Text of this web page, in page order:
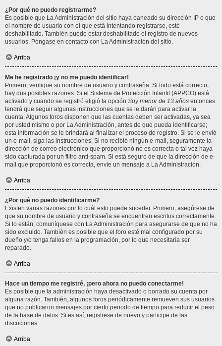
¿Por qué no puedo registrarme?
Es posible que La Administración del sitio haya baneado su dirección IP o que
el nombre de usuario con el que está intentando registrarse, esté
deshabilitado. También puede estar deshabilitado el registro de nuevos
usuarios. Póngase en contacto con La Administración del sitio.
Arriba
Me he registrado ¡y no me puedo identificar!
Primero, verifique su nombre de usuario y contraseña. Si todo está correcto,
hay dos posibles razones. Si el Sistema de Protección Infantil (APPCO) está
activado y cuando se registró eligió la opción Soy menor de 13 años entonces
tendrá que seguir algunas instrucciones que se le darán para activar la
cuenta. Algunos foros disponen que las cuentas deben ser activadas, ya sea
por usted mismo o por La Administración, antes de que pueda identificarse;
esta información se le brindará al finalizar el proceso de registro. Si se le envió
un e-mail, siga las instrucciones. Si no recibió ningún e-mail, seguramente la
dirección de correo electrónico que proporcionó no es correcta o tal vez haya
sido capturada por un filtro anti-spam. Si está seguro de que la dirección de e-
mail que proporcionó es correcta, envíe un mensaje a La Administración.
Arriba
¿Por qué no puedo identificarme?
Existen varias razones por lo cuál esto puede suceder. Primero, asegúrese de
que su nombre de usuario y contraseña se encuentren escritos correctamente.
Si lo están, comuníquese con La Administración para asegurarse de que no ha
sido excluido. También es posible que el foro esté mal configurado por su
dueño y/o tenga fallos en la programación, por lo que necesitaría ser
reparado.
Arriba
Hace un tiempo me registré, ¡pero ahora no puedo conectarme!
Es posible que la administración haya desactivado o borrado su cuenta por
alguna razón. También, algunos foros periódicamente remueven sus usuarios
que no publicaron mensajes por cierto periodo de tiempo para reducir el peso
de la base de datos. Si es así, registrese de nuevo y participe de las
discuciones.
Arriba